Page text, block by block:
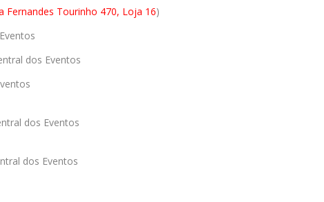
Fernandes Tourinho 470, Loja 16)
dos Eventos
dos Eventos
dos Eventos